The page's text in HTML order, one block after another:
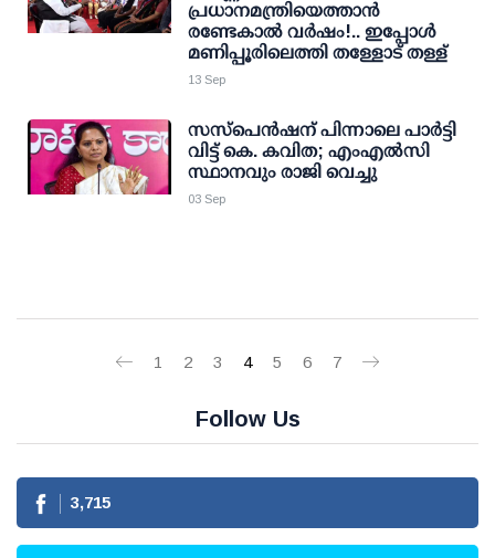
പ്രധാനമന്ത്രിയെത്താന്‍
രണ്ടേകാല്‍ വര്‍ഷം!.. ഇപ്പോള്‍
മണിപ്പൂരിലെത്തി തള്ളോട് തള്ള്
13 Sep
സസ്പെന്‍ഷന് പിന്നാലെ പാര്‍ട്ടി
വിട്ട് കെ. കവിത; എംഎല്‍സി
സ്ഥാനവും രാജി വെച്ചു
03 Sep
1 2 3 4 5 6 7
Follow Us
3,715